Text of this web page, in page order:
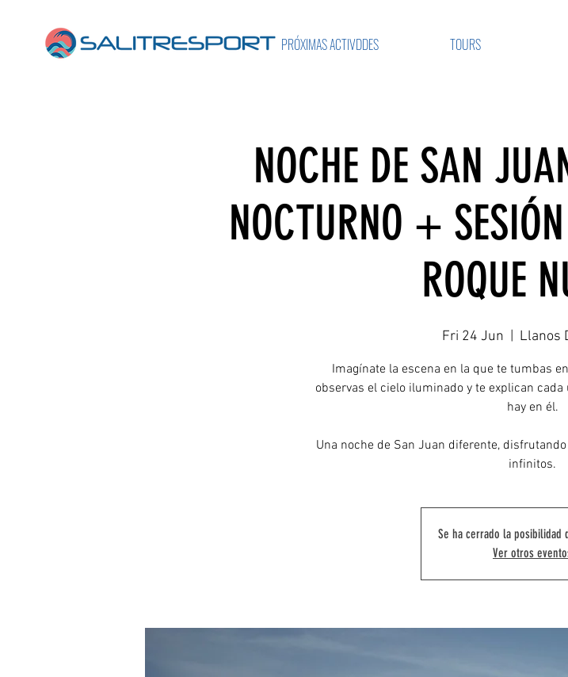
PRÓXIMAS ACTIVDDES TOURS
NOCHE DE SAN
NOCTURNO +
ROQUE
Fri 24 Jun Llanos
Imagínate la escena en la que te tumbas
observas el cielo iluminado y te explican
hay en él.
Una noche de San Juan diferente,
Se ha cerrado la posibilidad
Ver otros